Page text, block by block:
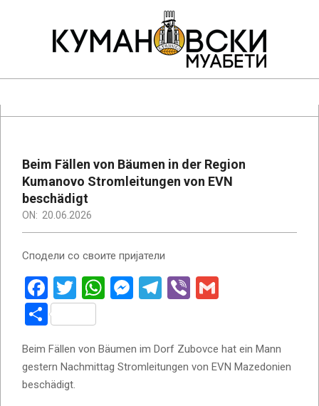
КУМАНОВСКИ
Beim Fällen von Bäumen in der Region
Kumanovo Stromleitungen von EVN
beschädigt
ON: 20.06.2026
Сподели со своите пријатели
Facebook
Twitter
WhatsApp
Messenger
Telegram
Viber
Teilen
Beim Fällen von Bäumen im Dorf Zubovce hat ein Mann
gestern Nachmittag Stromleitungen von EVN Mazedonien
beschädigt.